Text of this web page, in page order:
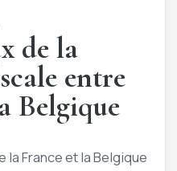
de la
entre
Belgique
France et la Belgique